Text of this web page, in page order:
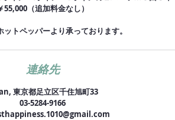
55,000（追加料金なし）
トペッパーより承っております。
連絡先
東京都足立区千住旭町33
03-5284-9166